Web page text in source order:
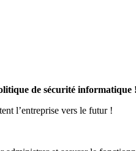
de sécurité informatique
l’entreprise vers le futur !